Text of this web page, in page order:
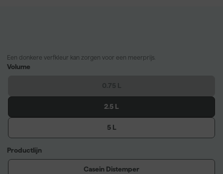
Een donkere verfkleur kan zorgen voor een meerprijs.
Volume
2.5 L
5 L
Productlijn
Casein Distemper